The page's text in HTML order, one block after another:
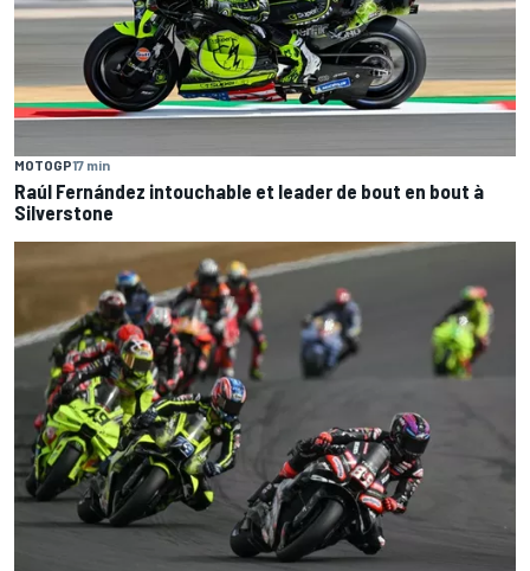
MOTOGP17 min
Raúl Fernández intouchable et leader de bout en bout à
Silverstone